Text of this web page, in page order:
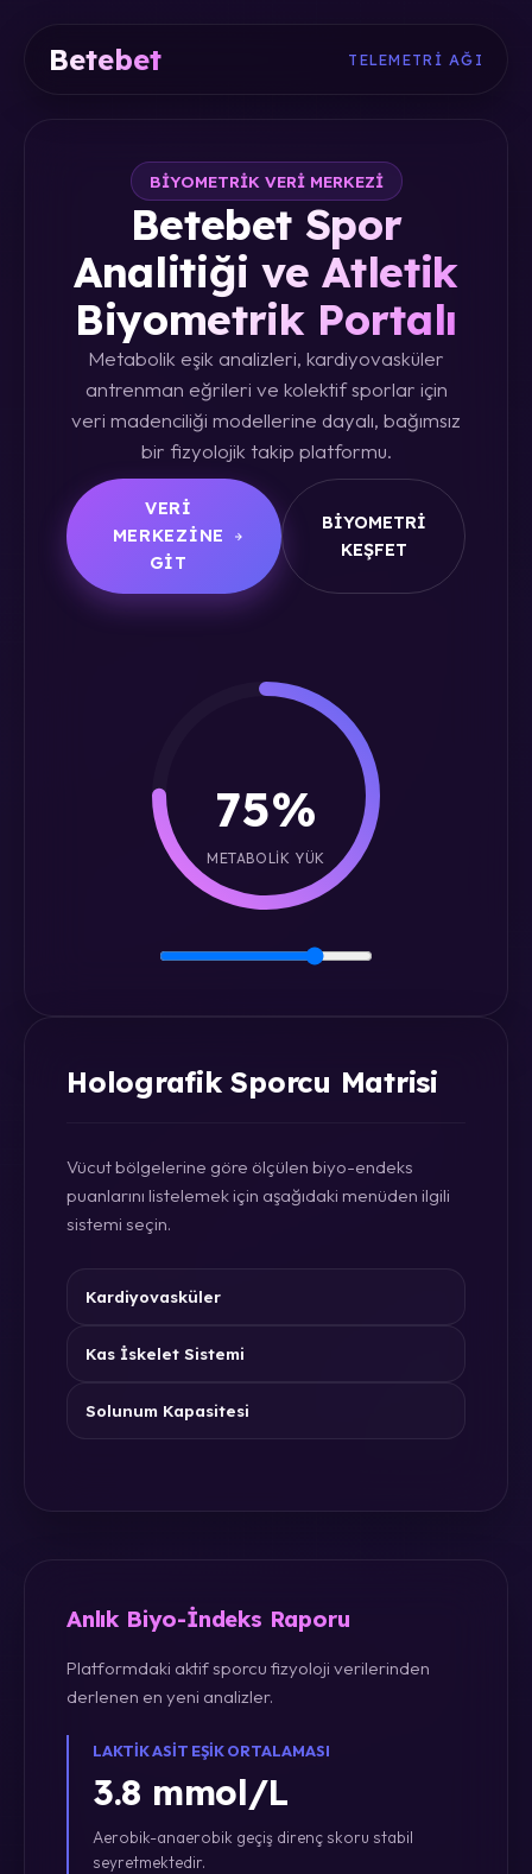
Betebet TELEMETRI AĞI
BIYOMETRIK VERI MERKEZI
Betebet Spor
Analitiği ve Atletik
Biyometrik Portalı
Metabolik eşik analizleri, kardiyovasküler
antrenman eğrileri ve kolektif sporlar için
veri madenciliği modellerine dayalı, bağımsız
bir fizyolojik takip platformu.
VERI
MERKEZINE
GIT
BIYOMETRI
KEŞFET
75%
METABOLIK YÜK
Holografik Sporcu Matrisi
Vücut bölgelerine göre ölçülen biyo-endeks
puanlarını listelemek için aşağıdaki menüden ilgili
sistemi seçin.
Kardiyovasküler
Kas İskelet Sistemi
Solunum Kapasitesi
Anlık Biyo-İndeks Raporu
Platformdaki aktif sporcu fizyoloji verilerinden
derlenen en yeni analizler.
LAKTIK ASIT EŞIK ORTALAMASI
3.8 mmol/L
Aerobik-anaerobik geçiş direnç skoru stabil
seyretmektedir.